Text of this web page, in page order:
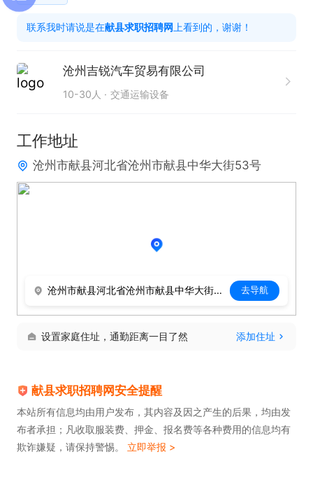
薪资待遇优厚，提供节日福利与免费培训。我们期待
您凭借专业的驾驶技能、强烈的责任心和服务意识，
们，开启精彩职业旅程！
联系我时请说是在献县求职招聘网 上看到的，谢谢！
沧州吉锐汽车贸易有限公司
10-30人 交通运输设备
工作地址
沧州市献县河北省沧州市献县中华大街53号
沧州市献县河北省沧州市献县中华大街53号 去导航
设置家庭住址，通勤距离一目了然 添加住址
献县求职招聘网安全提醒
本站所有信息均由用户发布，其内容及因之产生的后果，均由发
布者承担；凡收取服装费、押金、报名费等各种费用的信息均有
欺诈嫌疑，请保持警惕。 立即举报 >